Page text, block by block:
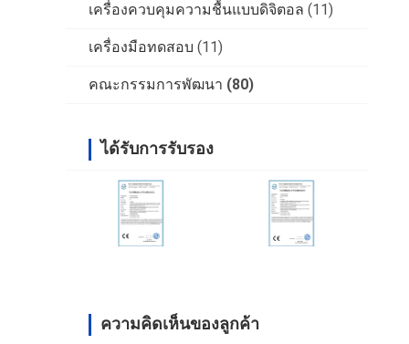
เครื่องควบคุมความชื้นแบบดิจิตอล (11)
เครื่องมือทดสอบ (11)
คณะกรรมการพัฒนา (80)
ได้รับการรับรอง
ความคิดเห็นของลูกค้า